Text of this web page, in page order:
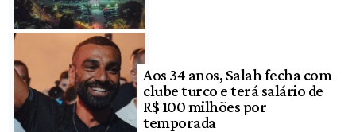
Aos 34 anos, Salah fecha com
clube turco e terá salário de
R$ 100 milhões por
temporada